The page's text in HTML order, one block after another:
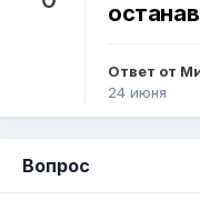
Ответ от
24 июня
Вопрос